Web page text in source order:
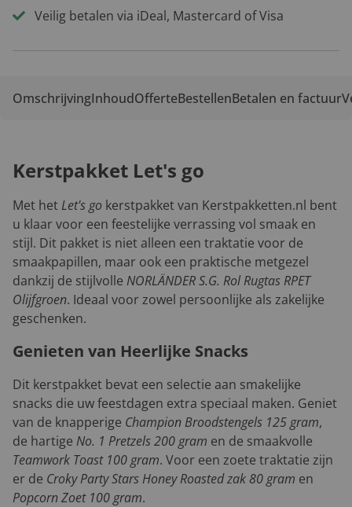
Veilig betalen via iDeal, Mastercard of Visa
OmschrijvingInhoudOfferteBestellenBetalen en factuur
Kerstpakket Let's go
Met hetLet's go kerstpakket van Kerstpakketten.nl bent
u klaar voor een feestelijke verrassing vol smaak en
stijl. Dit pakket is niet alleen een traktatie voor de
smaakpapillen, maar ook een praktische metgezel
dankzij de stijlvolle NORLÄNDER S.G. Rol Rugtas RPET
Olijfgroen. Ideaal voor zowel persoonlijke als zakelijke
geschenken.
Genieten van Heerlijke Snacks
Dit kerstpakket bevat een selectie aan smakelijke
snacks die uw feestdagen extra speciaal maken. Geniet
van de knapperige Champion Broodstengels 125 gram,
de hartige No. 1 Pretzels 200 gram en de smaakvolle
Teamwork Toast 100 gram. Voor een zoete traktatie zijn
er de Croky Party Stars Honey Roasted zak 80 gram en
Popcorn Zoet 100 gram.